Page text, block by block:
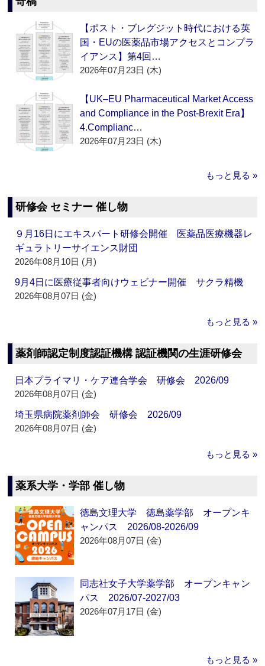
【ポスト・ブレグジット時代における英
国・EUの医薬品市場アクセスとコンプラ
イアンス】第4回…
2026年07月23日 (木)
【UK–EU Pharmaceutical Market Access
and Compliance in the Post-Brexit Era】
4.Complianc…
2026年07月23日 (木)
もっと見る »
研修会 セミナー 催し物
９月16日にエキスパート研修会開催 医薬品医療機器レ
ギュラトリーサイエンス財団
2026年08月10日 (月)
9月4日に医療従事者向けウェビナー開催 サクラ精機
2026年08月07日 (金)
もっと見る »
薬剤師認定制度認証機構 認証機関の生涯研修会
日本プライマリ・ケア連合学会 研修会 2026/09
2026年08月07日 (金)
埼玉県病院薬剤師会 研修会 2026/09
2026年08月07日 (金)
もっと見る »
薬系大学・学部 催し物
徳島文理大学 徳島薬学部 オープンキ
ャンパス 2026/08-2026/09
2026年08月07日 (金)
同志社女子大学薬学部 オープンキャン
パス 2026/07-2027/03
2026年07月17日 (金)
もっと見る »